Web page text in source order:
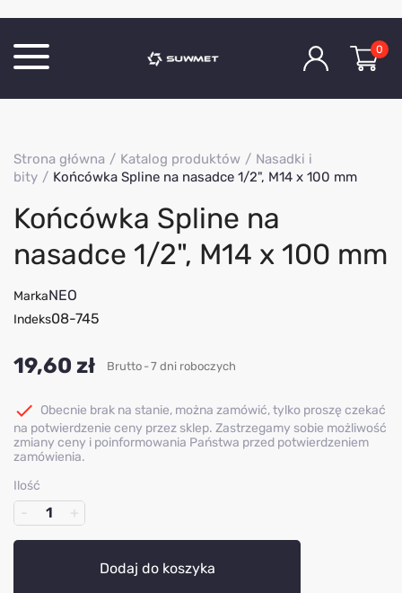
O Firmie
Kontakt
0
Strona główna Katalog produktów
Nasadki i
bity
Końcówka Spline na nasadce 1/2", M14 x 100 mm
Końcówka Spline na
nasadce 1/2", M14 x 100 mm
MarkaNEO
Indeks08-745
19,60 zł Brutto 7 dni roboczych
 Obecnie brak na stanie, można zamówić, tylko proszę czekać
na potwierdzenie ceny przez sklep. Zastrzegamy sobie możliwość
zmiany ceny i poinformowania Państwa przed potwierdzeniem
zamówienia.
Ilość
Dodaj do koszyka